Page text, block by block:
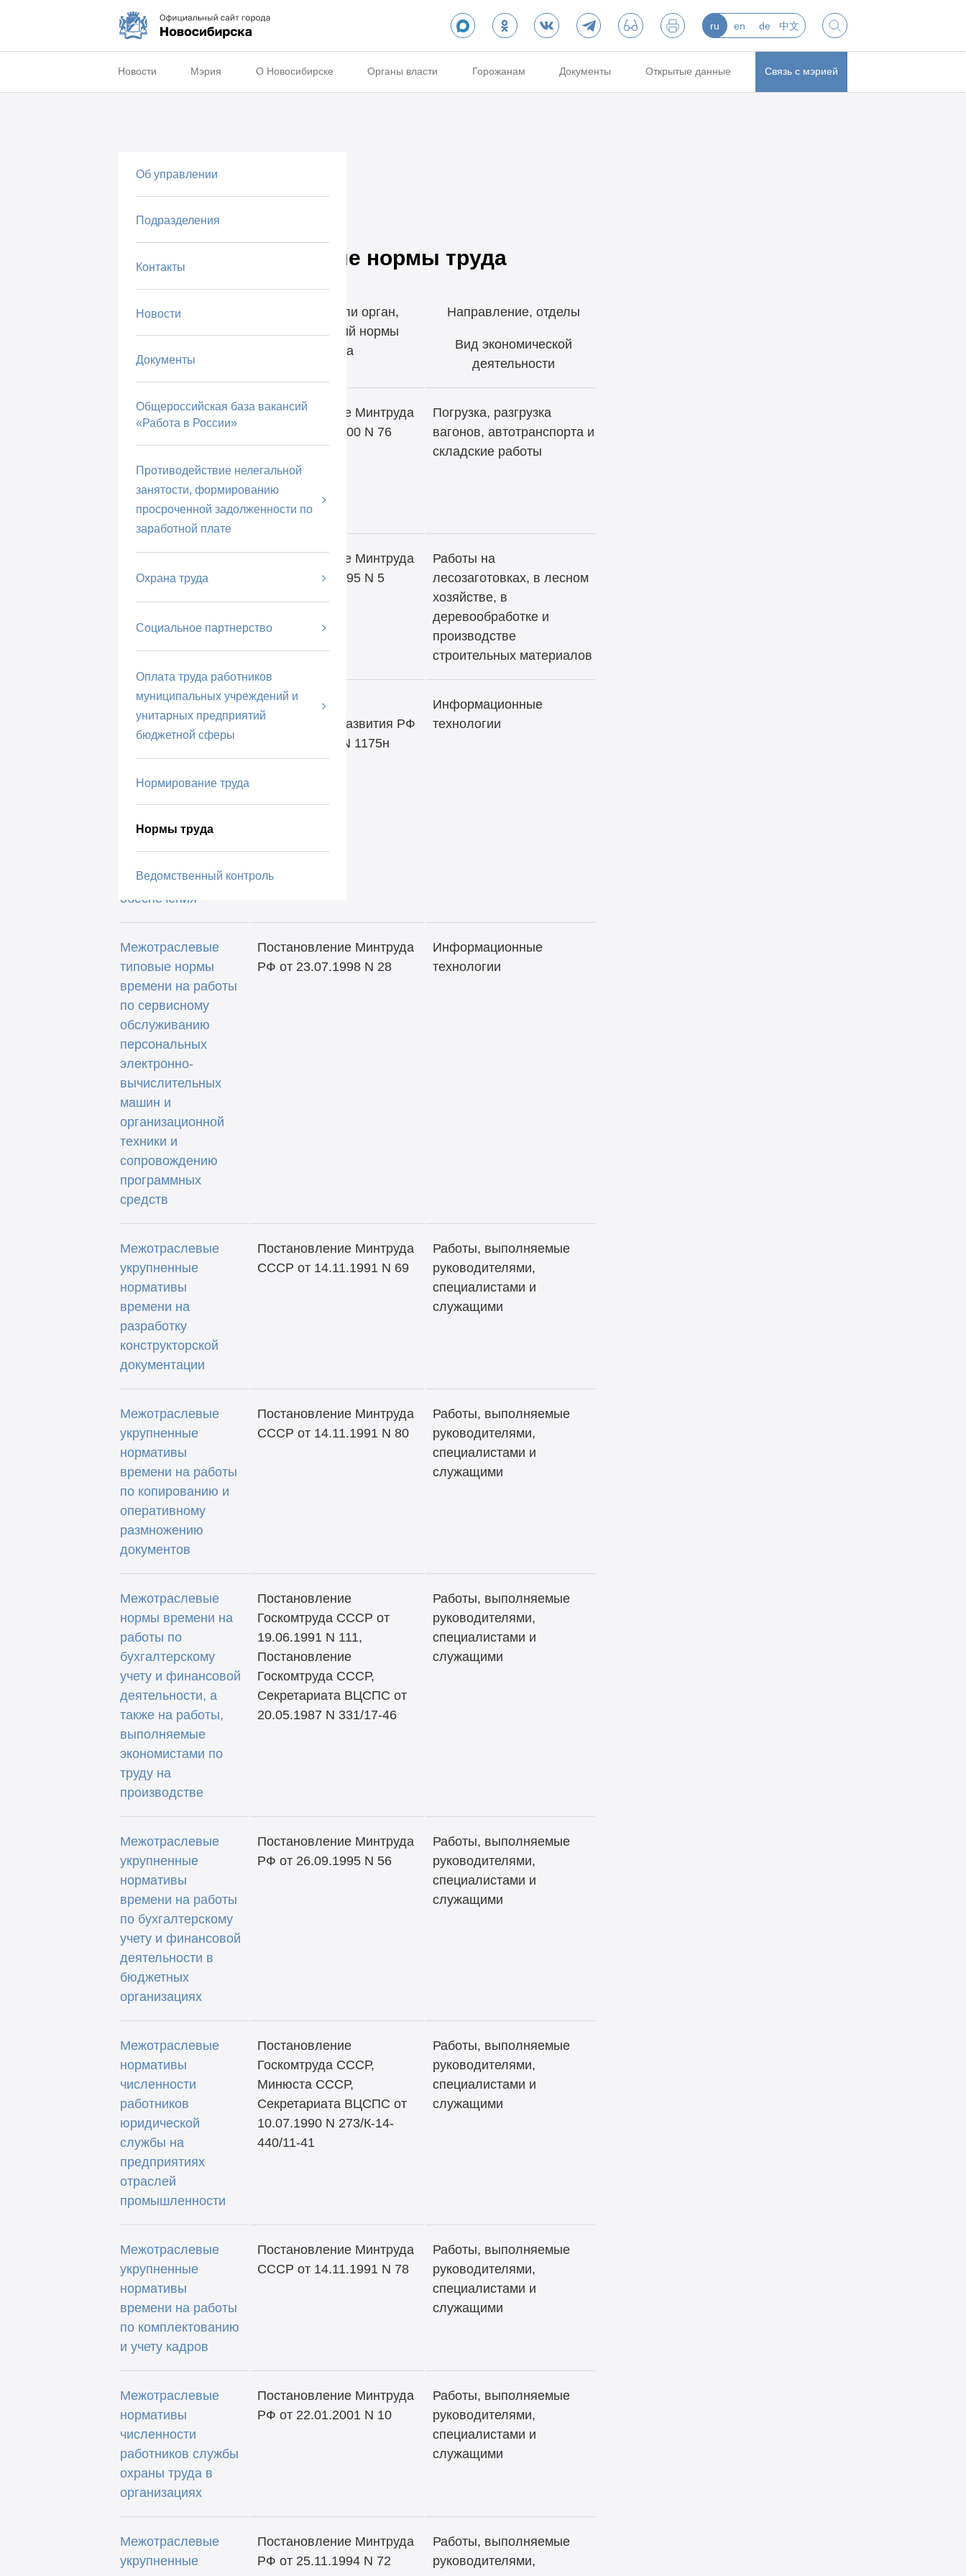
ru en de 中文
Новости Мэрия О Новосибирске Органы власти Горожанам Документы Открытые данные Связь с мэрией
Об управлении
Подразделения
Контакты
Новости
Документы
Общероссийская база вакансий
«Работа в России»
Противодействие нелегальной
занятости, формированию
просроченной задолженности по
заработной плате
Охрана труда
Социальное партнерство
Оплата труда работников
муниципальных учреждений и
унитарных предприятий
бюджетной сферы
Нормирование труда
Нормы труда
Ведомственный контроль
Нормы труда
Межотраслевые нормы труда
Вид нормирования
труда
Документ или орган,
утвердивший нормы
труда
Направление, отделы
Вид экономической
деятельности
Межотраслевые
вагонов,
автотранспорта и
складские работы
Постановление Минтруда
РФ от 17.10.2000 N 76
Погрузка, разгрузка
вагонов, автотранспорта и
складские работы
нормы выработки и
автомобилями -
лесовозами
Постановление Минтруда
РФ от 27.01.1995 N 5
Работы на
лесозаготовках, в лесном
хозяйстве, в
деревообработке и
производстве
строительных материалов
Межотраслевые
типовые нормы
времени на работы
по сервисному
обслуживанию
оборудования
телемеханики,
программного
обеспечения
Приказ
Минздравсоцразвития РФ
от 14.10.2011 N 1175н
Информационные
технологии
Межотраслевые
типовые нормы
времени на работы
по сервисному
обслуживанию
персональных
электронно-
вычислительных
машин и
организационной
техники и
сопровождению
программных
средств
Постановление Минтруда
РФ от 23.07.1998 N 28
Информационные
технологии
Межотраслевые
укрупненные
нормативы
времени на
разработку
конструкторской
документации
Постановление Минтруда
СССР от 14.11.1991 N 69
Работы, выполняемые
руководителями,
специалистами и
служащими
Межотраслевые
укрупненные
нормативы
времени на работы
по копированию и
оперативному
размножению
документов
Постановление Минтруда
СССР от 14.11.1991 N 80
Работы, выполняемые
руководителями,
специалистами и
служащими
Межотраслевые
нормы времени на
работы по
бухгалтерскому
учету и финансовой
деятельности, а
также на работы,
выполняемые
экономистами по
труду на
производстве
Постановление
Госкомтруда СССР от
19.06.1991 N 111,
Постановление
Госкомтруда СССР,
Секретариата ВЦСПС от
20.05.1987 N 331/17-46
Работы, выполняемые
руководителями,
специалистами и
служащими
Межотраслевые
укрупненные
нормативы
времени на работы
по бухгалтерскому
учету и финансовой
деятельности в
бюджетных
организациях
Постановление Минтруда
РФ от 26.09.1995 N 56
Работы, выполняемые
руководителями,
специалистами и
служащими
Межотраслевые
нормативы
численности
работников
юридической
службы на
предприятиях
отраслей
промышленности
Постановление
Госкомтруда СССР,
Минюста СССР,
Секретариата ВЦСПС от
10.07.1990 N 273/К-14-
440/11-41
Работы, выполняемые
руководителями,
специалистами и
служащими
Межотраслевые
укрупненные
нормативы
времени на работы
по комплектованию
и учету кадров
Постановление Минтруда
СССР от 14.11.1991 N 78
Работы, выполняемые
руководителями,
специалистами и
служащими
Межотраслевые
нормативы
численности
работников службы
охраны труда в
организациях
Постановление Минтруда
РФ от 22.01.2001 N 10
Работы, выполняемые
руководителями,
специалистами и
служащими
Межотраслевые
укрупненные
Постановление Минтруда
РФ от 25.11.1994 N 72
Работы, выполняемые
руководителями,